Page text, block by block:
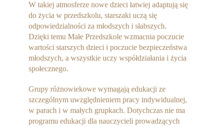
W takiej atmosferze nowe dzieci łatwiej adaptują się
do życia w przedszkolu, starszaki uczą się
odpowiedzialności za młodszych i słabszych.
Dzięki temu Małe Przedszkole wzmacnia poczucie
wartości starszych dzieci i poczucie bezpieczeństwa
młodszych, a wszystkie uczy współdziałania i życia
społecznego.
Grupy różnowiekowe wymagają edukacji ze
szczególnym uwzględnieniem pracy indywidualnej,
w parach i w małych grupkach. Dotychczas nie ma
programu edukacji dla nauczycieli prowadzących